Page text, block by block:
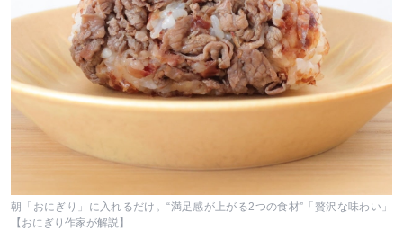
朝「おにぎり」に入れるだけ。“満足感が上がる2つの食材”「贅沢な味わい」
【おにぎり作家が解説】